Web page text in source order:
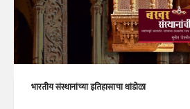
भारतीय संस्थानांच्या इतिहासाचा धांडोळा